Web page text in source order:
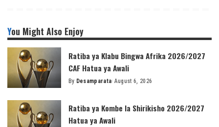
You Might Also Enjoy
Ratiba ya Klabu Bingwa Afrika 2026/2027
CAF Hatua ya Awali
Posted
By Desamparata August 6, 2026
Ratiba ya Kombe la Shirikisho 2026/2027
Hatua ya Awali